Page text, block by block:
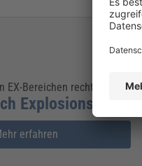
EX-Bereichen rechtssicher
Explosionsschutz
erfahren